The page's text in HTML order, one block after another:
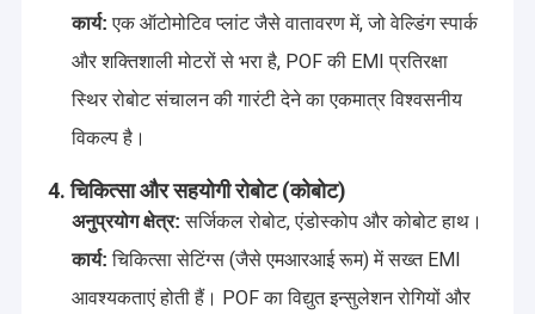
कार्य: एक ऑटोमोटिव प्लांट जैसे वातावरण में, जो वेल्डिंग स्पार्क
और शक्तिशाली मोटरों से भरा है, POF की EMI प्रतिरक्षा
स्थिर रोबोट संचालन की गारंटी देने का एकमात्र विश्वसनीय
विकल्प है।
4. चिकित्सा और सहयोगी रोबोट (कोबोट)
अनुप्रयोग क्षेत्र: सर्जिकल रोबोट, एंडोस्कोप और कोबोट हाथ।
कार्य: चिकित्सा सेटिंग्स (जैसे एमआरआई रूम) में सख्त EMI
आवश्यकताएं होती हैं। POF का विद्युत इन्सुलेशन रोगियों और